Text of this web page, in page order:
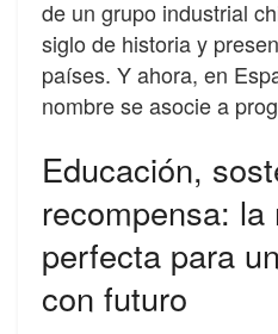
de un grupo industrial
siglo de historia y
países. Y ahora, en
nombre se asocie a
Educación,
recompensa: la
perfecta para
con futuro